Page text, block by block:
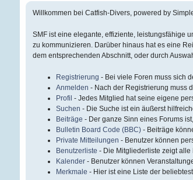
Willkommen bei Catfish-Divers, powered by
SMF ist eine elegante, effiziente, leistungsfähige
zu kommunizieren. Darüber hinaus hat es eine
dem entsprechenden Abschnitt, oder durch
Registrierung - Bei viele Foren muss sich
Anmelden - Nach der Registrierung muss
Profil - Jedes Mitglied hat seine eigene
Suchen - Die Suche ist ein äußerst
Beiträge - Der ganze Sinn eines Forums
Bulletin Board Code (BBC) - Beiträge
Private Mitteilungen - Benutzer können
Benutzerliste - Die Mitgliederliste zeigt
Kalender - Benutzer können
Merkmale - Hier ist eine Liste der